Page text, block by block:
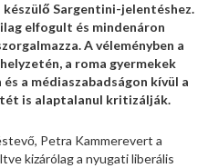
készülő Sargentini-jelentéshez.
elfogult és mindenáron
A véleményben a
a roma gyermekek
a médiaszabadságon kívül a
is alaptalanul kritizálják.
Petra Kammerevert a
kizárólag a nyugati liberális